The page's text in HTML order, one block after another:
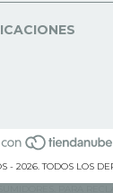
- 2026. TODOS LOS